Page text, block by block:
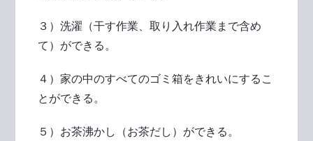
３）洗濯（干す作業、取り入れ作業まで含め
て）ができる。
４）家の中のすべてのゴミ箱をきれいにするこ
とができる。
５）お茶沸かし（お茶だし）ができる。